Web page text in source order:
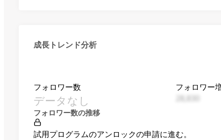
成長トレンド分析
フォロワー数
データなし
フォロワー
フォロワー数の推移
試用プログラムのアンロックの申請に進む。